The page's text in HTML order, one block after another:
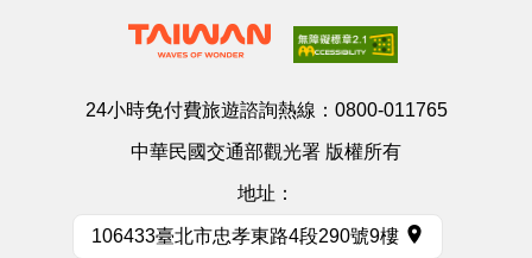
24小時免付費旅遊諮詢熱線： 0800-011765
中華民國交通部觀光署 版權所有
地址：
106433臺北市忠孝東路4段290號9樓